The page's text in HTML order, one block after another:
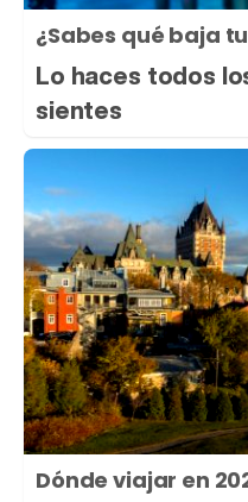
¿Sabes qué baja
Lo haces todos
sientes
Dónde viajar en